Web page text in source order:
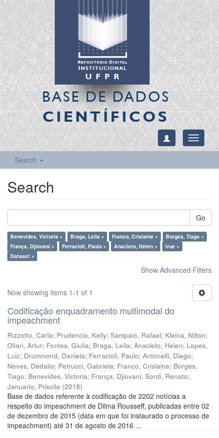
BASE DE DADOS
CIENTÍFICOS
Toggle
Search
Search
Go
Benevides, Victoria × Braga, Leila × Franco, Crislaine ×
Borges, Tiago ×
França, Djiovani ×
Ferracioli, Paulo × Anacleto, Helen ×
true ×
Dataset ×
Show Advanced Filters
Now showing items 1-1 of 1
Codificação enquadramento multimodal do
impeachment
Rizzotto, Carla; Prudencio, Kelly; Sampaio, Rafael; Kleina, Nilton;
Oliari, Artur; Fontes, Giulia; Braga, Leila; Anacleto, Helen; Lopes,
Luiz; Drummond, Daniela; Ferracioli, Paulo; Antonelli, Diego;
Neves, Dédallo; Petrucci, Gabriela; Franco, Crislaine; Borges,
Tiago; Benevides, Victoria; França, Djiovani; Sordi, Renato;
Januario, Priscila (2018)
Base de dados referente à codificação de 2202 notícias a
respeito do impeachment de Dilma Rousseff, publicadas entre 02
de dezembro de 2015 (data em que foi instaurado o processo de
impeachment) até 31 de agosto de 2016 ...